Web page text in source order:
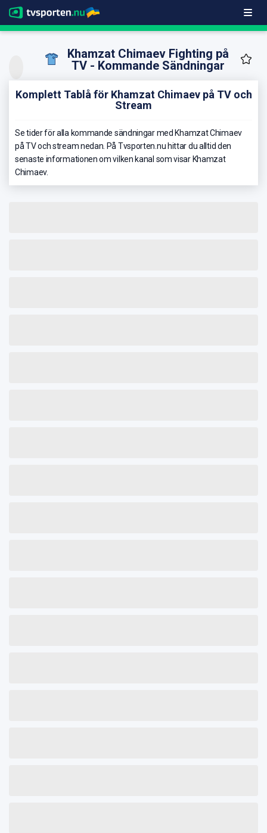
Khamzat Chimaev Fighting på
TV - Kommande Sändningar
Komplett Tablå för Khamzat Chimaev på TV och
Stream
Se tider för alla kommande sändningar med Khamzat Chimaev
på TV och stream nedan. På Tvsporten.nu hittar du alltid den
senaste informationen om vilken kanal som visar Khamzat
Chimaev.